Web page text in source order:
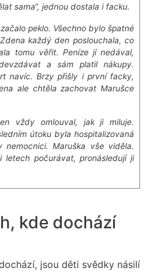
sama“, jednou dostala i facku.
peklo. Všechno bylo špatné
každý den poslouchala, co
tomu věřit. Peníze jí nedával,
a sám platil nákupy.
navíc. Brzy přišly i první facky,
ale chtěla zachovat Marušce
vždy omlouval, jak ji miluje.
útoku byla hospitalizovaná
Maruška vše viděla.
počurávat, pronásledují ji
kde dochází
jsou děti svědky násilí